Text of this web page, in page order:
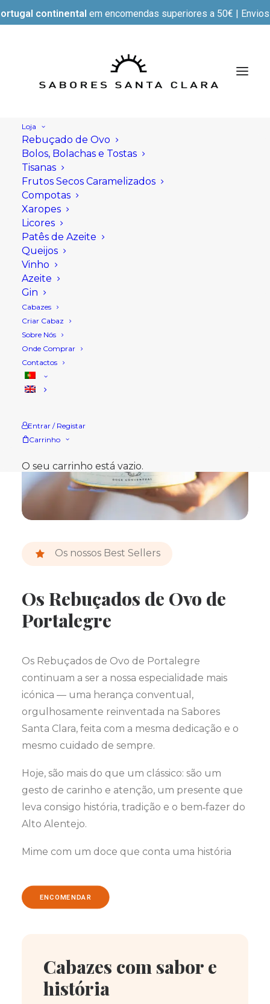
continental em encomendas superiores a 50€ |
Loja
Rebuçado de Ovo
Bolos, Bolachas e Tostas
Tisanas
Frutos Secos Caramelizados
Compotas
Xaropes
Licores
Patês de Azeite
Queijos
Vinho
Azeite
Gin
Cabazes
Criar Cabaz
Sobre Nós
Onde Comprar
Contactos
Entrar / Registar
Carrinho
O seu carrinho está vazio.
Os nossos Best Sellers
Os Rebuçados de Ovo de
Portalegre
Os Rebuçados de Ovo de Portalegre
continuam a ser a nossa especialidade mais
icónica — uma herança conventual,
orgulhosamente reinventada na Sabores
Santa Clara, feita com a mesma dedicação e o
mesmo cuidado de sempre.
Hoje, são mais do que um clássico: são um
gesto de carinho e atenção, um presente que
leva consigo história, tradição e o bem‑fazer do
Alto Alentejo.
Mime com um doce que conta uma história
ENCOMENDAR
Cabazes com sabor e
história